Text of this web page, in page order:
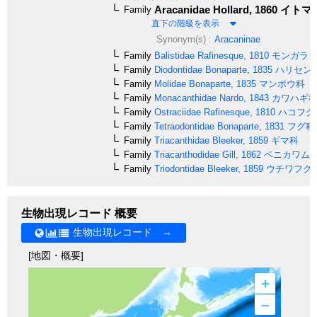
Family Aracanidae Hollard, 1860 イトマ
直下の階級を表示
Synonym(s) : Aracaninae
Family Balistidae Rafinesque, 1810 モンガラ
Family Diodontidae Bonaparte, 1835 ハリセン
Family Molidae Bonaparte, 1835 マンボウ科
Family Monacanthidae Nardo, 1843 カワハギ科
Family Ostraciidae Rafinesque, 1810 ハコフグ
Family Tetraodontidae Bonaparte, 1831 フグ科
Family Triacanthidae Bleeker, 1859 ギマ科
Family Triacanthodidae Gill, 1862 ベニカワム
Family Triodontidae Bleeker, 1859 ウチワフグ
生物出現レコード 概要
生物出現レコード →
[地図・概要]
+
–